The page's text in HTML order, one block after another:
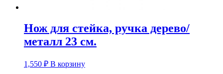
Нож для стейка, ручка дерево/
металл 23 см.
1,550 ₽ В корзину